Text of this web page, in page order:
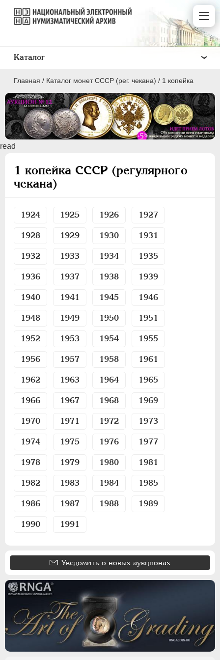
Главная / Каталог монет СССР (рег. чекана) / 1 копейка
read
1 копейка СССР (регулярного
чекана)
1924 1925 1926 1927
1928 1929 1930 1931
1932 1933 1934 1935
1936 1937 1938 1939
1940 1941 1945 1946
1948 1949 1950 1951
1952 1953 1954 1955
1956 1957 1958 1961
1962 1963 1964 1965
1966 1967 1968 1969
1970 1971 1972 1973
1974 1975 1976 1977
1978 1979 1980 1981
1982 1983 1984 1985
1986 1987 1988 1989
1990 1991
Уведомить о новых аукционах
Каталог
ПОЛКОПЕЙКИ
2 КОПЕЙКИ
3 КОПЕЙКИ
10 КОПЕЕК
20 КОПЕЕК
50 КОПЕЕК
1 РУБЛЬ
2 РУБЛЯ
5 РУБЛЕЙ
10 РУБЛЕЙ